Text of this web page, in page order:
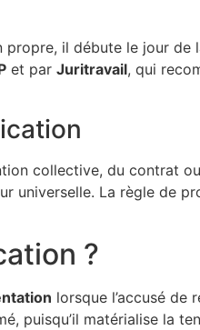
il débute le jour de
et par Juritravail, qui
collective, du contrat ou
universelle. La règle de
?
lorsque l’accusé de
puisqu’il matérialise la